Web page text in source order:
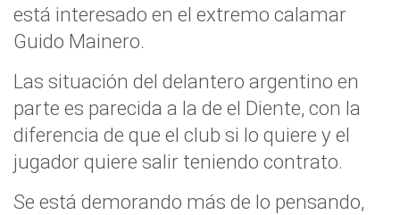
está interesado en el extremo calamar
Guido Mainero.
Las situación del delantero argentino en
parte es parecida a la de el Diente, con la
diferencia de que el club si lo quiere y el
jugador quiere salir teniendo contrato.
Se está demorando más de lo pensando,